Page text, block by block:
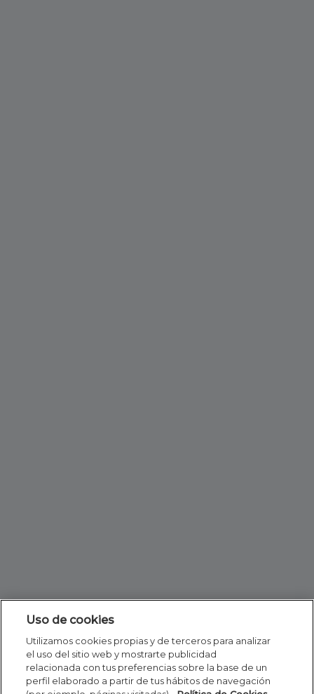
Uso de cookies
Utilizamos cookies propias y de terceros para analizar
el uso del sitio web y mostrarte publicidad
relacionada con tus preferencias sobre la base de un
perfil elaborado a partir de tus hábitos de navegación